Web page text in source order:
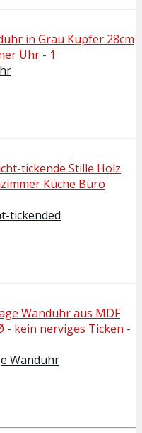
tickended
Wanduhr